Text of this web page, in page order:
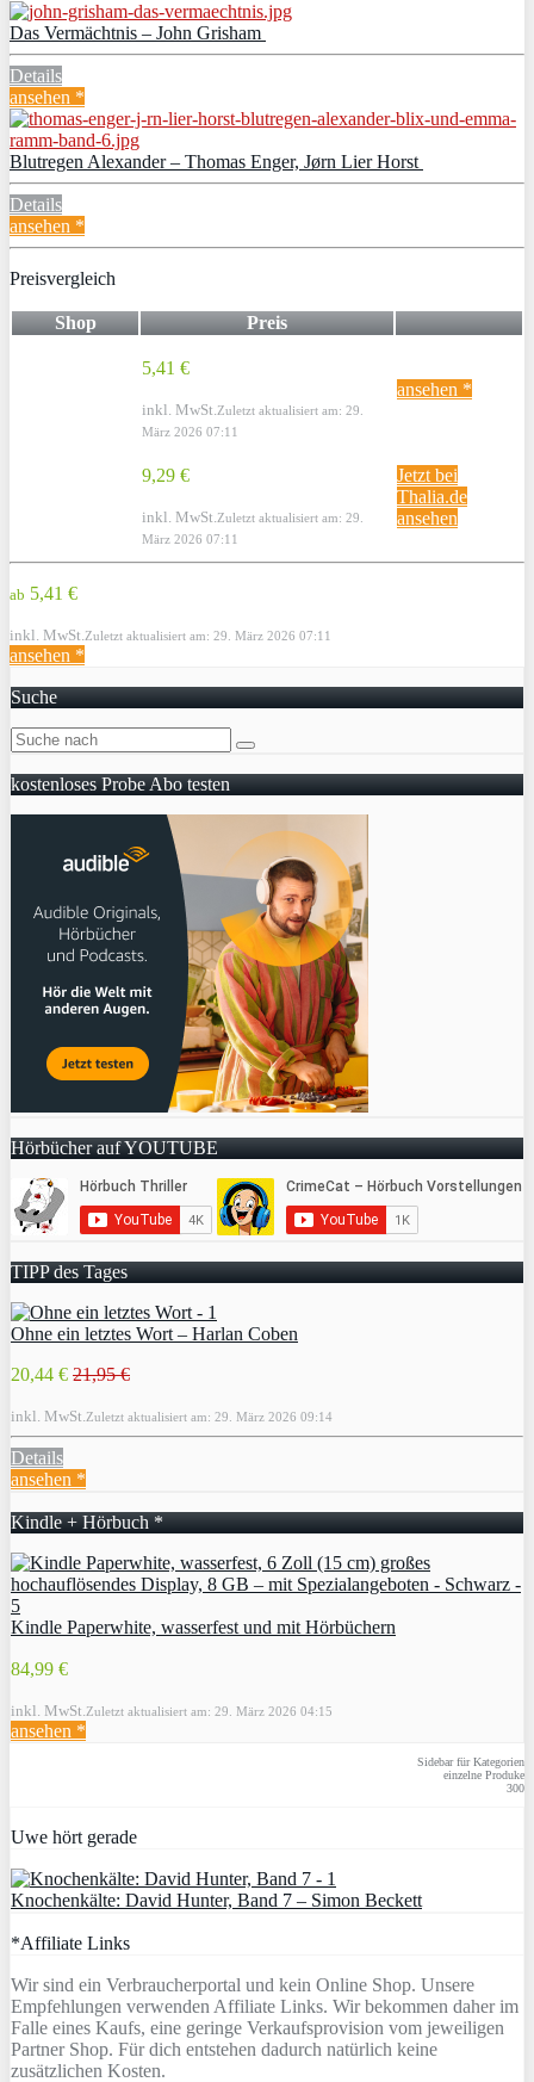
Das Vermächtnis – John Grisham
Details
ansehen *
Blutregen Alexander – Thomas Enger, Jørn Lier Horst
Details
ansehen *
Preisvergleich
Shop Preis
5,41 €
inkl. MwSt. Zuletzt aktualisiert am: 29.
März 2026 07:11
ansehen *
9,29 €
inkl. MwSt. Zuletzt aktualisiert am: 29.
März 2026 07:11
Jetzt bei
Thalia.de
ansehen
ab 5,41 €
inkl. MwSt. Zuletzt aktualisiert am: 29. März 2026 07:11
ansehen *
Suche
kostenloses Probe Abo testen
Hörbücher auf YOUTUBE
TIPP des Tages
Ohne ein letztes Wort – Harlan Coben
20,44 € 21,95 €
inkl. MwSt. Zuletzt aktualisiert am: 29. März 2026 09:14
Details
ansehen *
Kindle + Hörbuch *
Kindle Paperwhite, wasserfest und mit Hörbüchern
84,99 €
inkl. MwSt. Zuletzt aktualisiert am: 29. März 2026 04:15
ansehen *
Sidebar für Kategorien
einzelne Produke
300
Uwe hört gerade
Knochenkälte: David Hunter, Band 7 – Simon Beckett
*Affiliate Links
Wir sind ein Verbraucherportal und kein Online Shop. Unsere
Empfehlungen verwenden Affiliate Links. Wir bekommen daher im
Falle eines Kaufs, eine geringe Verkaufsprovision vom jeweiligen
Partner Shop. Für dich entstehen dadurch natürlich keine
zusätzlichen Kosten.